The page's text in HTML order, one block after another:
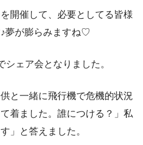
開催して、必要としてる皆様
夢が膨らみますね♡
ェア会となりました。
と一緒に飛行機で危機的状況
着ました。誰につける？」私
」と答えました。